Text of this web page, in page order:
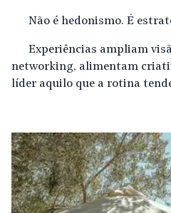
Não é hedonismo. É
Experiências ampliam
networking, alimentam
líder aquilo que a rotina